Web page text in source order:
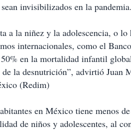
invisibilizados en la pandemia.
a la niñez y la adolescencia, o
internacionales, como el
en la mortalidad infantil
la desnutrición”, advirtió Juan
(Redim)
en México tiene menos
de niños y adolescentes, al